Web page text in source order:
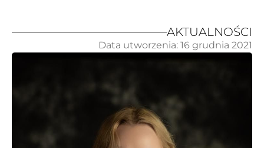
AKTUALNOŚCI
Data utworzenia: 16 grudnia 2021